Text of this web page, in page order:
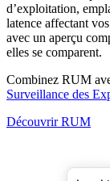
d’exploitation,
latence affectant
avec un aperçu
elles se comparent.
Combinez RUM
Surveillance des
Découvrir RUM